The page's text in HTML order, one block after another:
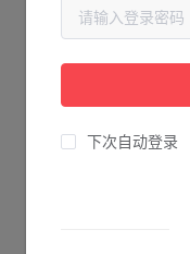
下次自动登录